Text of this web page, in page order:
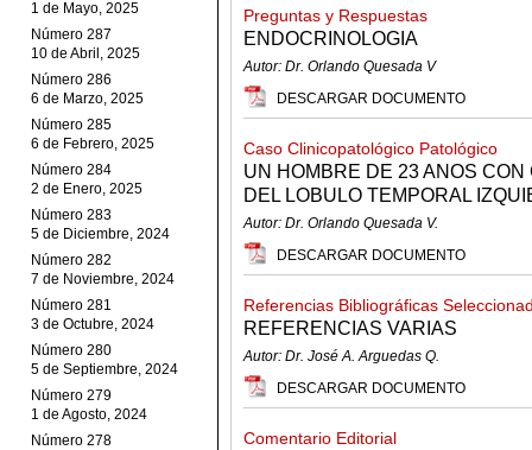
1 de Mayo, 2025
Número 287
10 de Abril, 2025
Número 286
6 de Marzo, 2025
Número 285
6 de Febrero, 2025
Número 284
2 de Enero, 2025
Número 283
5 de Diciembre, 2024
Número 282
7 de Noviembre, 2024
Número 281
3 de Octubre, 2024
Número 280
5 de Septiembre, 2024
Número 279
1 de Agosto, 2024
Número 278
Preguntas y Respuestas
ENDOCRINOLOGIA
Autor: Dr. Orlando Quesada V
DESCARGAR DOCUMENTO
Caso Clinicopatológico Patológico
UN HOMBRE DE 23 ANOS
DEL LOBULO TEMPORAL
Autor: Dr. Orlando Quesada V.
DESCARGAR DOCUMENTO
Referencias Bibliográficas
REFERENCIAS VARIAS
Autor: Dr. José A. Arguedas Q.
DESCARGAR DOCUMENTO
Comentario Editorial